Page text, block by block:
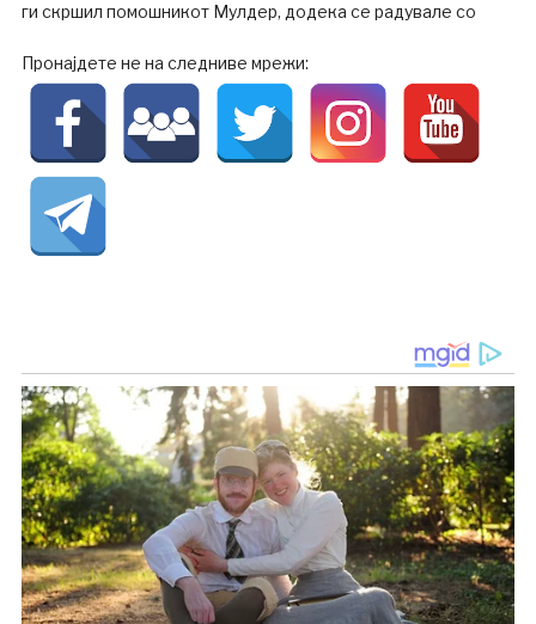
ги скршил помошникот Мулдер, додека се радувале со
Пронајдете не на следниве мрежи: